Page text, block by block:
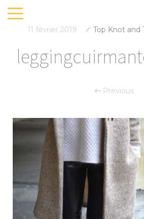
11 février 2019 Top Knot and
Previous